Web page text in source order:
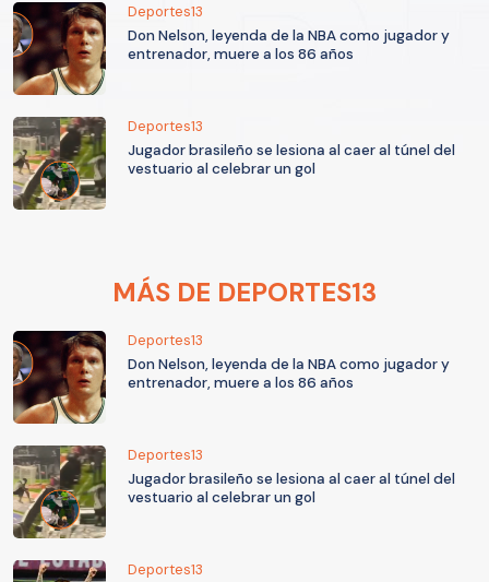
Deportes13
Don Nelson, leyenda de la NBA como jugador y
entrenador, muere a los 86 años
Deportes13
Jugador brasileño se lesiona al caer al túnel del
vestuario al celebrar un gol
MÁS DE DEPORTES13
Deportes13
Don Nelson, leyenda de la NBA como jugador y
entrenador, muere a los 86 años
Deportes13
Jugador brasileño se lesiona al caer al túnel del
vestuario al celebrar un gol
Deportes13